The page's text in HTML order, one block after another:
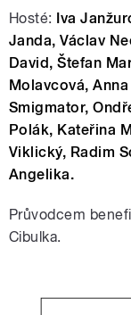
Hosté: Iva
Janda,Václav
David,Štefan
Molavcová,
Smigmator,
Polák, Kateřina
Viklický, Radim
Angelika.
Průvodcem
Cibulka.